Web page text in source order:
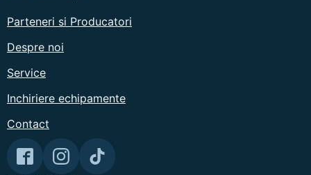
Parteneri si Producatori
Despre noi
Service
Inchiriere echipamente
Contact